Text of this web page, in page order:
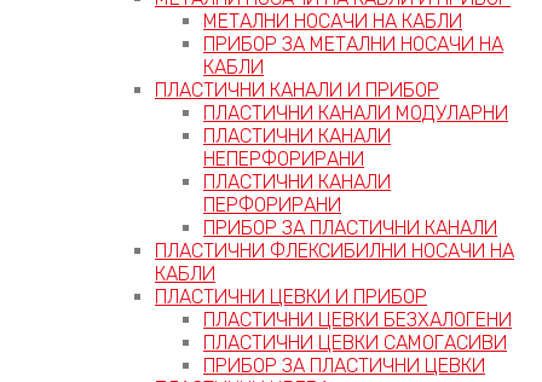
МЕТАЛНИ НОСАЧИ НА КАБЛИ
ПРИБОР ЗА МЕТАЛНИ НОСАЧИ НА
КАБЛИ
ПЛАСТИЧНИ КАНАЛИ И ПРИБОР
ПЛАСТИЧНИ КАНАЛИ МОДУЛАРНИ
ПЛАСТИЧНИ КАНАЛИ
НЕПЕРФОРИРАНИ
ПЛАСТИЧНИ КАНАЛИ
ПЕРФОРИРАНИ
ПРИБОР ЗА ПЛАСТИЧНИ КАНАЛИ
ПЛАСТИЧНИ ФЛЕКСИБИЛНИ НОСАЧИ НА
КАБЛИ
ПЛАСТИЧНИ ЦЕВКИ И ПРИБОР
ПЛАСТИЧНИ ЦЕВКИ БЕЗХАЛОГЕНИ
ПЛАСТИЧНИ ЦЕВКИ САМОГАСИВИ
ПРИБОР ЗА ПЛАСТИЧНИ ЦЕВКИ